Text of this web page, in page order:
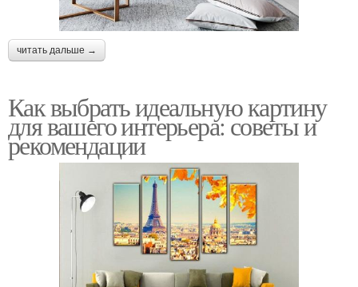
читать дальше →
Как выбрать идеальную картину
для вашего интерьера: советы и
рекомендации